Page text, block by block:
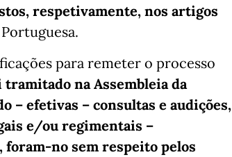
respetivamente, nos artigos
para remeter o processo
tramitado na Assembleia da
– efetivas – consultas e audições,
e/ou regimentais –
foram-no sem respeito pelos